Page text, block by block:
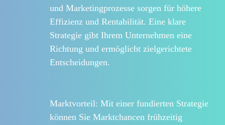
und Marketingprozesse sorgen für höhere
Effizienz und Rentabilität. Eine klare
Strategie gibt Ihrem Unternehmen eine
Richtung und ermöglicht zielgerichtete
Entscheidungen.
Marktvorteil: Mit einer fundierten Strategie
können Sie Marktchancen frühzeitig